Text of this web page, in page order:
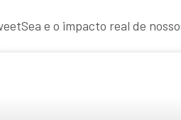
e o impacto real de